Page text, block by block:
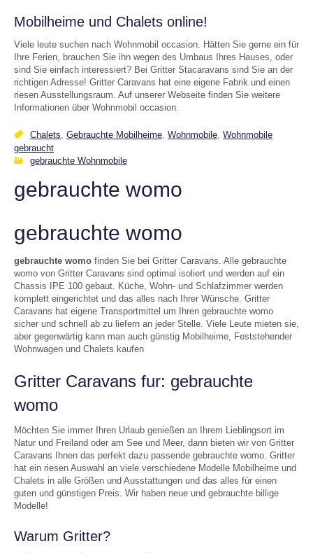
Mobilheime und Chalets online!
Viele leute suchen nach Wohnmobil occasion. Hätten Sie gerne ein für
Ihre Ferien, brauchen Sie ihn wegen des Umbaus Ihres Hauses, oder
sind Sie einfach interessiert? Bei Gritter Stacaravans sind Sie an der
richtigen Adresse! Gritter Caravans hat eine eigene Fabrik und einen
riesen Ausstellungsraum. Auf unserer Webseite finden Sie weitere
Informationen über Wohnmobil occasion.
Chalets Gebrauchte Mobilheime Wohnmobile Wohnmobile
gebraucht
gebrauchte Wohnmobile
gebrauchte womo
gebrauchte womo
gebrauchte womo finden Sie bei Gritter Caravans. Alle gebrauchte
womo von Gritter Caravans sind optimal isoliert und werden auf ein
Chassis IPE 100 gebaut. Küche, Wohn- und Schlafzimmer werden
komplett eingerichtet und das alles nach Ihrer Wünsche. Gritter
Caravans hat eigene Transportmittel um Ihren gebrauchte womo
sicher und schnell ab zu liefern an jeder Stelle. Viele Leute mieten sie,
aber gegenwärtig kann man auch günstig Mobilheime, Feststehender
Wohnwagen und Chalets kaufen
Gritter Caravans fur: gebrauchte
womo
Möchten Sie immer Ihren Urlaub genießen an Ihrem Lieblingsort im
Natur und Freiland oder am See und Meer, dann bieten wir von Gritter
Caravans Ihnen das perfekt dazu passende gebrauchte womo. Gritter
hat ein riesen Auswahl an viele verschiedene Modelle Mobilheime und
Chalets in alle Größen und Ausstattungen und das alles für einen
guten und günstigen Preis. Wir haben neue und gebrauchte billige
Modelle!
Warum Gritter?